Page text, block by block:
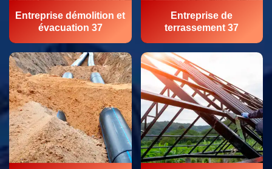
Entreprise démolition et
évacuation 37
Entreprise de
terrassement 37